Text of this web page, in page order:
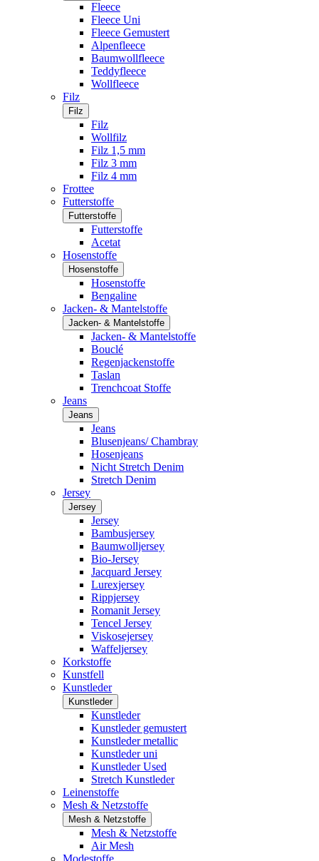
Fleece
Fleece Uni
Fleece Gemustert
Alpenfleece
Baumwollfleece
Teddyfleece
Wollfleece
Filz
Filz
Filz
Wollfilz
Filz 1,5 mm
Filz 3 mm
Filz 4 mm
Frottee
Futterstoffe
Futterstoffe
Futterstoffe
Acetat
Hosenstoffe
Hosenstoffe
Hosenstoffe
Bengaline
Jacken- & Mantelstoffe
Jacken- & Mantelstoffe
Jacken- & Mantelstoffe
Bouclé
Regenjackenstoffe
Taslan
Trenchcoat Stoffe
Jeans
Jeans
Jeans
Blusenjeans/ Chambray
Hosenjeans
Nicht Stretch Denim
Stretch Denim
Jersey
Jersey
Jersey
Bambusjersey
Baumwolljersey
Bio-Jersey
Jacquard Jersey
Lurexjersey
Rippjersey
Romanit Jersey
Tencel Jersey
Viskosejersey
Waffeljersey
Korkstoffe
Kunstfell
Kunstleder
Kunstleder
Kunstleder
Kunstleder gemustert
Kunstleder metallic
Kunstleder uni
Kunstleder Used
Stretch Kunstleder
Leinenstoffe
Mesh & Netzstoffe
Mesh & Netzstoffe
Mesh & Netzstoffe
Air Mesh
Modestoffe